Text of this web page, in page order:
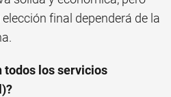
final dependerá de la
todos los servicios